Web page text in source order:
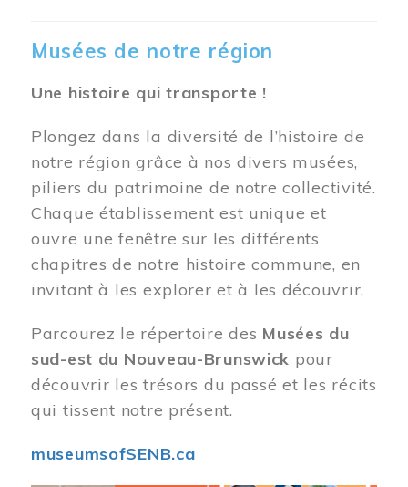
Musées de notre région
Une histoire qui transporte !
Plongez dans la diversité de l’histoire de
notre région grâce à nos divers musées,
piliers du patrimoine de notre collectivité.
Chaque établissement est unique et
ouvre une fenêtre sur les différents
chapitres de notre histoire commune, en
invitant à les explorer et à les découvrir.
Parcourez le répertoire des Musées du
sud-est du Nouveau-Brunswick pour
découvrir les trésors du passé et les récits
qui tissent notre présent.
museumsofSENB.ca